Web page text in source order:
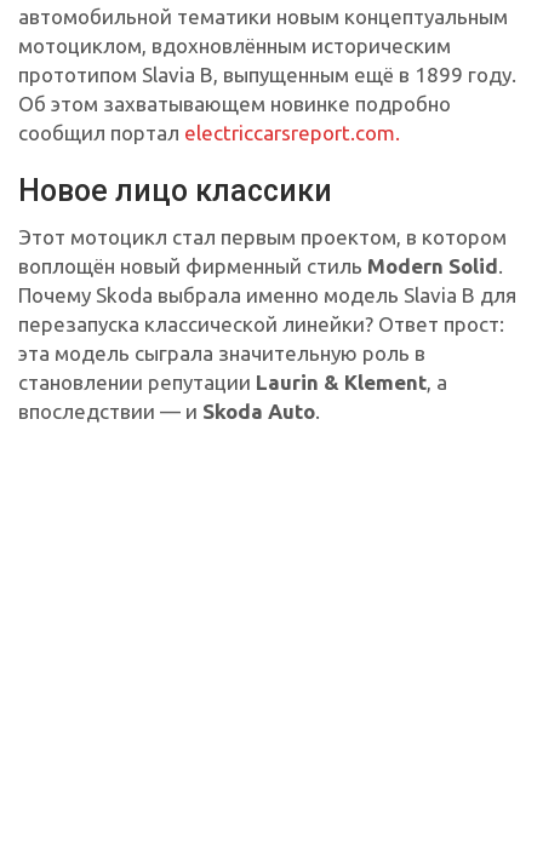
автомобильной тематики новым концептуальным
мотоциклом, вдохновлённым историческим
прототипом Slavia B, выпущенным ещё в 1899 году.
Об этом захватывающем новинке подробно
сообщил портал electriccarsreport.com.
Новое лицо классики
Этот мотоцикл стал первым проектом, в котором
воплощён новый фирменный стиль Modern Solid.
Почему Skoda выбрала именно модель Slavia B для
перезапуска классической линейки? Ответ прост:
эта модель сыграла значительную роль в
становлении репутации Laurin & Klement, а
впоследствии — и Skoda Auto.